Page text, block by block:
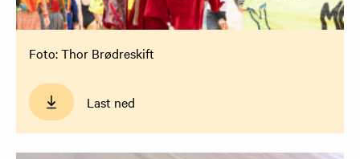
Foto: Thor Brødreskift
Last ned